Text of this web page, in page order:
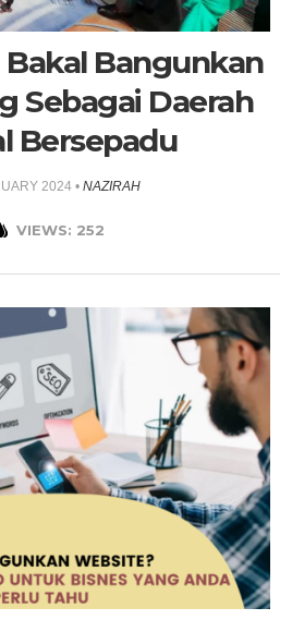
Bangunkan
Sebagai Daerah
Bersepadu
2024 • NAZIRAH
VIEWS: 252